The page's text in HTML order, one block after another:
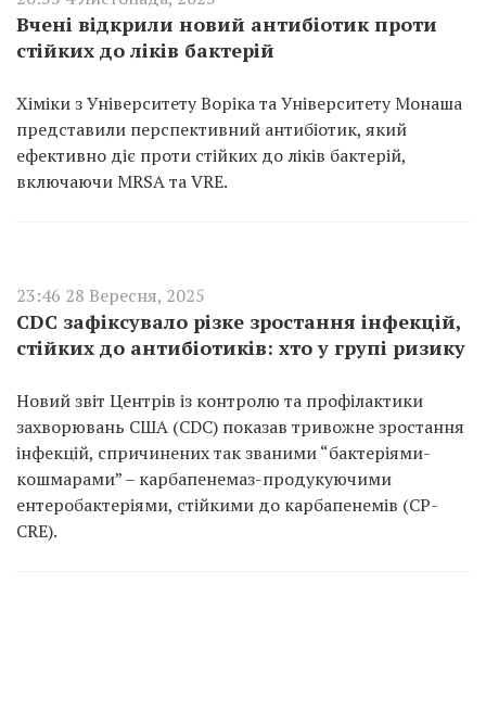
Вчені відкрили новий антибіотик проти
стійких до ліків бактерій
Хіміки з Університету Воріка та Університету Монаша
представили перспективний антибіотик, який
ефективно діє проти стійких до ліків бактерій,
включаючи MRSA та VRE.
23:46 28 Вересня, 2025
CDC зафіксувало різке зростання інфекцій,
стійких до антибіотиків: хто у групі ризику
Новий звіт Центрів із контролю та профілактики
захворювань США (CDC) показав тривожне зростання
інфекцій, спричинених так званими “бактеріями-
кошмарами” – карбапенемаз-продукуючими
ентеробактеріями, стійкими до карбапенемів (CP-
CRE).